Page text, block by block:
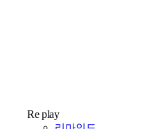
Re play